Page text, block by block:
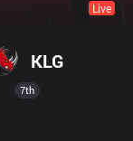
Live
KLG
7th